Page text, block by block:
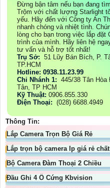
Đừng bận tâm nếu bạn đang
Trộm với chất lượng Starlight
yếu. Hãy đến với Công ty An
nhanh chóng và nhiệt tình.
lòng cho bạn trong việc lắp đặt
trình của mình. Hãy liên hệ
tư vấn và hỗ trợ tốt nhất!
Trụ Sở: 51 Lũy Bán Bích, P.
TP.HCM
Hotline: 0938.11.23.99
Chi Nhánh 1: 445/38 Tân
Tân, TP HCM
Kỹ Thuật: 0906.855.330
Điện Thoại: (028) 6688.4949
Thông Tin:
Lắp Camera Trọn Bộ Giá Rẻ
Lắp trọn bộ camera Ip giá rẻ
Bộ Camera Đàm Thoại 2 Chiều
Đầu Ghi 4 Ổ Cứng Kbvision